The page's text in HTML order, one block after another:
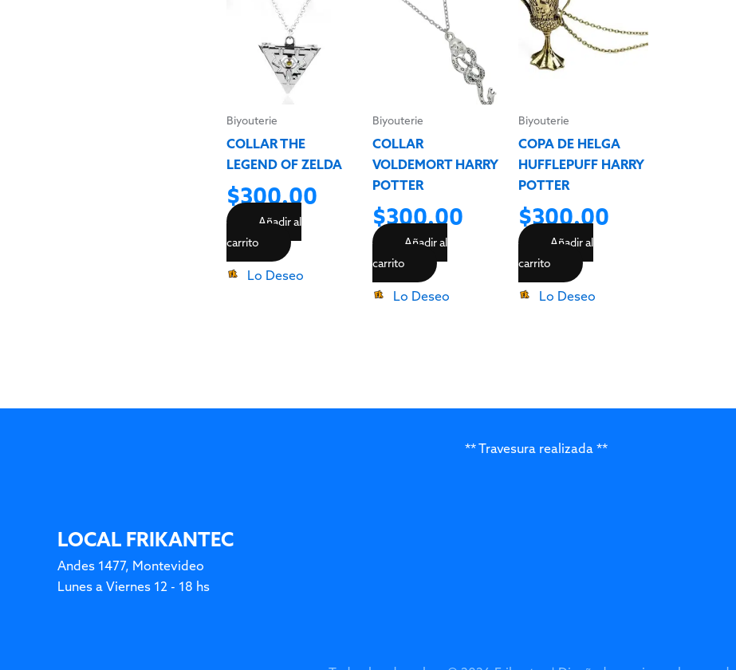
Biyouterie
COLLAR THE
LEGEND OF ZELDA
$300.00
Añadir al
carrito
Lo Deseo
Biyouterie
COLLAR
VOLDEMORT HARRY
POTTER
$300.00
Añadir al
carrito
Lo Deseo
Biyouterie
COPA DE HELGA
HUFFLEPUFF HARRY
POTTER
$300.00
Añadir al
carrito
Lo Deseo
** Travesura realizada **
LOCAL FRIKANTEC
Andes 1477, Montevideo
Lunes a Viernes 12 - 18 hs